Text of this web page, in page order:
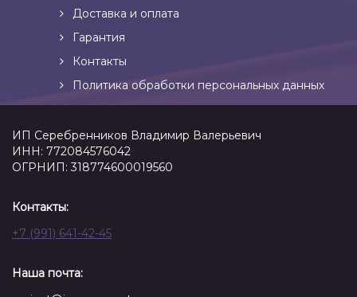
Доставка и оплата
Гарантия
Контакты
Политика обработки персональных данных
ИП Серебренников Владимир Валерьевич
ИНН: 772084576042
ОГРНИП: 318774600019560
Контакты:
+7 (991) 641-42-45
Наша почта: